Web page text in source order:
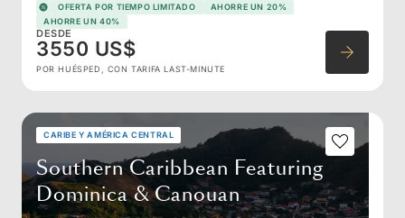
OFERTA POR TIEMPO LIMITADO
AHORRE UN 20%
AHORRE UN 40%
DESDE
3550 US$
POR HUÉSPED, CON TARIFA LAST-MINUTE
CARIBE Y AMÉRICA CENTRAL
Southern Caribbean Featuring
Dominica & Canouan